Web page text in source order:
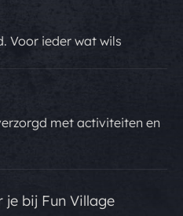
Voor ieder wat wils
met activiteiten en
je bij Fun Village